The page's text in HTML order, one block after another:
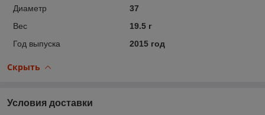
Диаметр
37
Вес
19.5 г
Год выпуска
2015 год
Скрыть
Условия доставки